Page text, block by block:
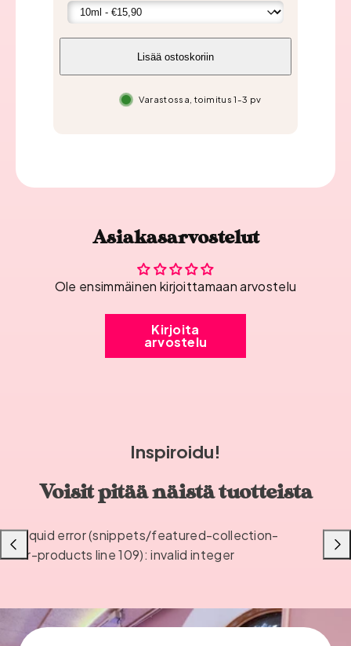
Lisää ostoskoriin
Varastossa, toimitus 1-3 pv
Asiakasarvostelut
Ole ensimmäinen kirjoittamaan arvostelu
Kirjoita
arvostelu
Inspiroidu!
Voisit pitää näistä tuotteista
Liquid error (snippets/featured-collection-
or-products line 109): invalid integer
Liu'uta
vasemmalle